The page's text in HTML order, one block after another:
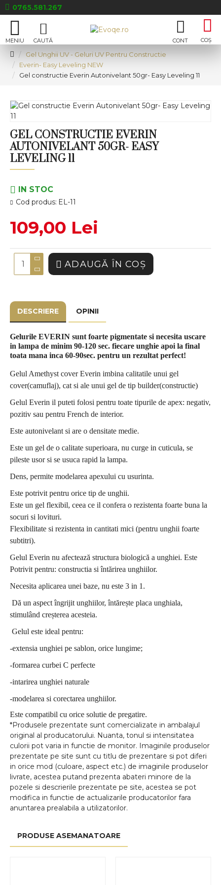
0765.581.267
Gel Unghii UV - Geluri UV Pentru Constructie
Everin- Easy Leveling NEW
Gel constructie Everin Autonivelant 50gr- Easy Leveling 11
GEL CONSTRUCTIE EVERIN
AUTONIVELANT 50GR- EASY
LEVELING 11
IN STOC
Cod produs: EL-11
109,00 Lei
ADAUGĂ ÎN COŞ
DESCRIERE OPINII
Gelurile EVERIN sunt foarte pigmentate si necesita uscare
in lampa de minim 90-120 sec. fiecare unghie apoi la final
toata mana inca 60-90sec. pentru un rezultat perfect!
Gelul Amethyst cover Everin imbina calitatile unui gel
cover(camuflaj), cat si ale unui gel de tip builder(constructie)
Gelul Everin il puteti folosi pentru toate tipurile de apex: negativ,
pozitiv sau pentru French de interior.
Este autonivelant si are o densitate medie.
Este un gel de o calitate superioara, nu curge in cuticula, se
pileste usor si se usuca rapid la lampa.
Dens, permite modelarea apexului cu usurinta.
Este potrivit pentru orice tip de unghii.
Este un gel flexibil, ceea ce il confera o rezistenta foarte buna la
socuri si lovituri.
Flexibilitate si rezistenta in cantitati mici (pentru unghii foarte
subtitri).
Gelul Everin nu afectează structura biologică a unghiei. Este
Potrivit pentru: constructia si întărirea unghiilor.
Necesita aplicarea unei baze, nu este 3 in 1.
Dă un aspect îngrijit unghiilor, întărește placa unghiala,
stimulând creșterea acesteia.
Gelul este ideal pentru:
-extensia unghiei pe sablon, orice lungime;
-formarea curbei C perfecte
-intarirea unghiei naturale
-modelarea si corectarea unghiilor.
Este compatibil cu orice solutie de pregatire.
*Produsele prezentate sunt comercializate in ambalajul
original al producatorului. Nuanta, tonul si intensitatea
culorii pot varia in functie de monitor. Imaginile produselor
prezentate pe site sunt cu titlu de prezentare si pot diferi
in orice mod (culoare, aspect etc.) de imaginile produselor
livrate, acestea putand prezenta abateri minore de la
pozele si descrierile prezentate pe site, acestea se pot
modifica in functie de actualizarile producatorilor fara
anuntarea prealabila a utilizatorilor.
PRODUSE ASEMANATOARE